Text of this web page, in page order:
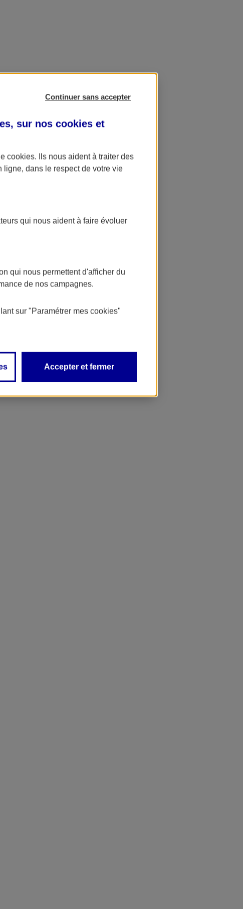
Continuer sans accepter
sur nos cookies et
cookies. Ils nous aident à traiter des
ligne, dans le respect de votre vie
qui nous aident à faire évoluer
qui nous permettent d'afficher du
de nos campagnes.
sur "Paramétrer mes cookies"
Accepter et fermer